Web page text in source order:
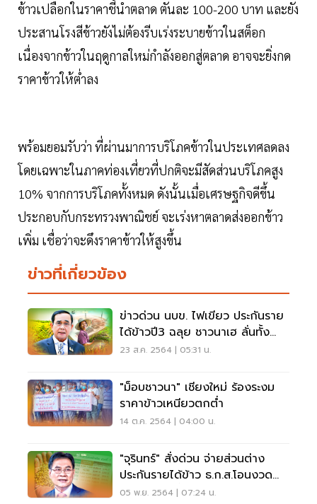
ข้าวเปลือกในราคาชี้นำตลาด ตันละ 100-200 บาท และยัง
ประสานโรงสีข้าวยังไม่ต้องรีบเร่งระบายข้าวในสต็อก
เนื่องจากข้าวในฤดูกาลใหม่กำลังออกสู่ตลาด อาจจะยิ่งกด
ราคาข้าวให้ต่ำลง
พร้อมยอมรับว่า ที่ผ่านมาการบริโภคข้าวในประเทศลดลง
โดยเฉพาะในภาคท่องเที่ยวที่ปกติจะมีสัดส่วนบริโภคสูง
10% จากการบริโภคทั้งหมด ดังนั้นเมื่อเศรษฐกิจดีขึ้น
ประกอบกับกระทรวงพาณิชย์ จะเร่งหาตลาดส่งออกข้าว
เพิ่ม เชื่อว่าจะดึงราคาข้าวให้สูงขึ้น
ข่าวที่เกี่ยวข้อง
ข่าวด่วน นบข. ไฟเขียว ประกันราย
ได้ข้าวปี3 ฉลุย ชาวนาเฮ ลั่นทั้ง
ประเทศ
23 ส.ค. 2564 | 05:31 น.
"ม็อบชาวนา" เชียงใหม่ ร้องระงม
ราคาข้าวเหนียวตกต่ำ
14 ต.ค. 2564 | 04:00 น.
"จุรินทร์" สั่งด่วน จ่ายส่วนต่าง
ประกันรายได้ข้าว ธ.ก.ส.โอนงวด
แรก 9 พ.ย.นี้
05 พ.ย. 2564 | 07:24 น.